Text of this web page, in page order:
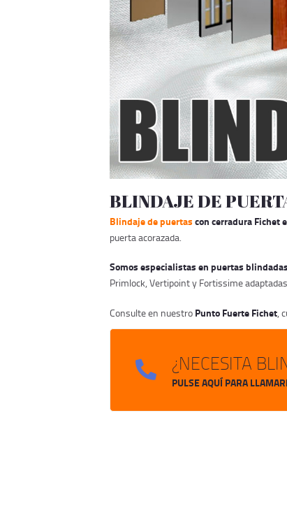
BLINDAJE DE
Blindaje de puertascon cerradura Fichet
puerta acorazada.
Somos especialistas en puertas
Primlock, Vertipoint y Fortissime
Consulte en nuestro Punto Fuerte Fichet,
¿NECESITA
PULSE AQUÍ PARA